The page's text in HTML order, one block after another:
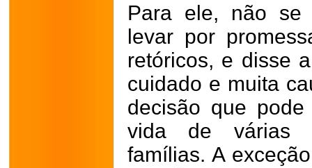
Para ele, não se
levar por
retóricos, e disse
cuidado e muita
decisão que
vida de várias
famílias. A